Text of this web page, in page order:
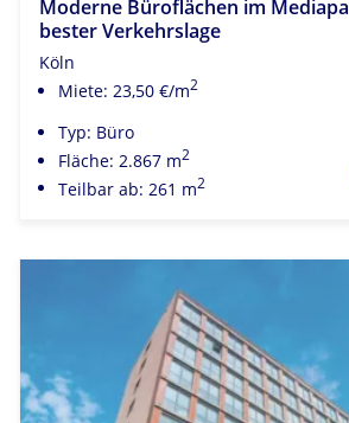
Moderne Büroflächen im
bester Verkehrslage
Köln
Miete: 23,50 €/m2
Typ: Büro
Fläche: 2.867 m2
Teilbar ab: 261 m2